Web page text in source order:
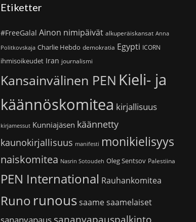
Etiketter
#FreeGalal Ainon nimipäivät alkuperäiskansat Anna
Politkovskaja Charlie Hebdo demokratia Egypti ICORN
ihmisoikeudet Iran journalismi
Kansainvälinen PEN Kieli- ja
käännöskomitea kirjallisuus
kirjamessut Kunniajäsen käännetty
kaunokirjallisuus manifesti monikielisyys
naiskomitea Nasrin Sotoudeh Oleg Sentsov Palestiina
PEN International Rauhankomitea
Runo runoussaamesaamelaiset
sananvapaus sananvapauspalkinto